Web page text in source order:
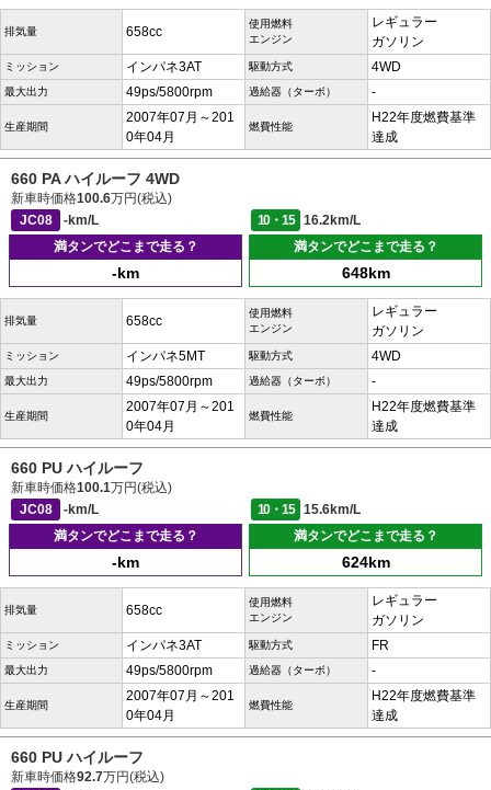
排気量 658cc
使用燃料
エンジン
レギュラー
ガソリン
ミッション インパネ3AT 駆動方式 4WD
最大出力 49ps/5800rpm 過給器（ターボ） -
生産期間
2007年07月～201
0年04月
燃費性能
H22年度燃費基準
達成
660 PA ハイルーフ 4WD
新車時価格100.6万円(税込)
JC08
-km/L 10・15
16.2km/L
満タンでどこまで走る？
-km
満タンでどこまで走る？
648km
排気量 658cc
使用燃料
エンジン
レギュラー
ガソリン
ミッション インパネ5MT 駆動方式 4WD
最大出力 49ps/5800rpm 過給器（ターボ） -
生産期間
2007年07月～201
0年04月
燃費性能
H22年度燃費基準
達成
660 PU ハイルーフ
新車時価格100.1万円(税込)
JC08
-km/L 10・15
15.6km/L
満タンでどこまで走る？
-km
満タンでどこまで走る？
624km
排気量 658cc
使用燃料
エンジン
レギュラー
ガソリン
ミッション インパネ3AT 駆動方式 FR
最大出力 49ps/5800rpm 過給器（ターボ） -
生産期間
2007年07月～201
0年04月
燃費性能
H22年度燃費基準
達成
660 PU ハイルーフ
新車時価格92.7万円(税込)